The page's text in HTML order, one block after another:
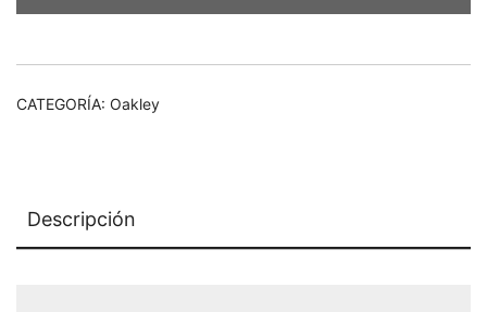
CATEGORÍA: Oakley
Descripción